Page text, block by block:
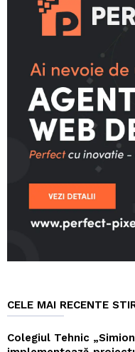
CELE MAI RECENTE
Colegiul Tehnic